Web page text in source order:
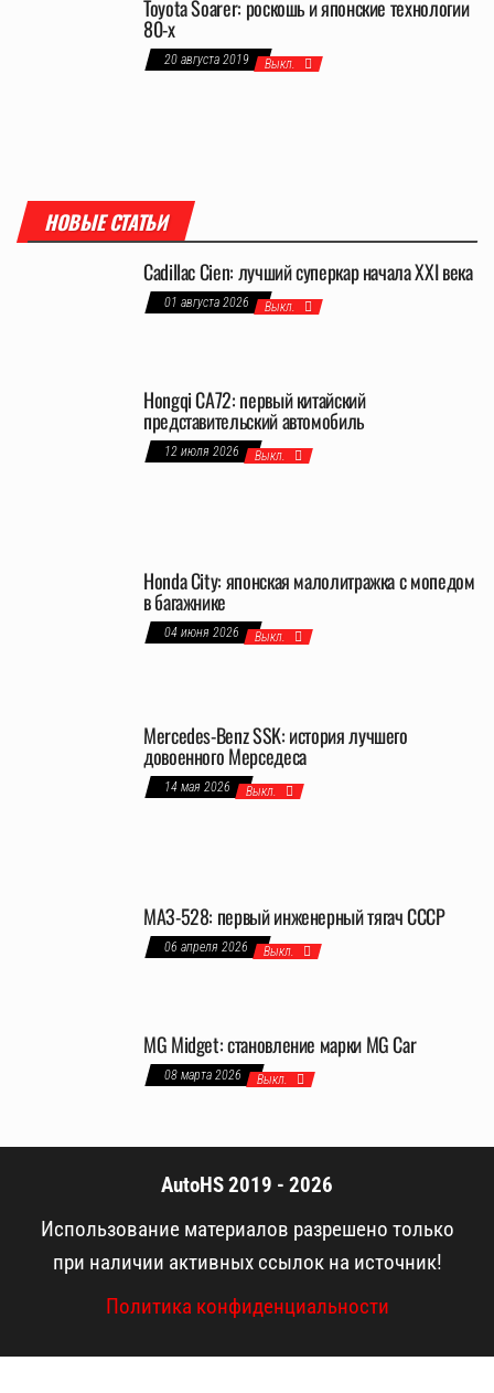
Toyota Soarer: роскошь и японские технологии
80-х
20 августа 2019 Выкл.
НОВЫЕ СТАТЬИ
Cadillac Cien: лучший суперкар начала XXI века
01 августа 2026 Выкл.
Hongqi CA72: первый китайский
представительский автомобиль
12 июля 2026 Выкл.
Honda City: японская малолитражка с мопедом
в багажнике
04 июня 2026 Выкл.
Mercedes-Benz SSK: история лучшего
довоенного Мерседеса
14 мая 2026 Выкл.
МАЗ-528: первый инженерный тягач СССР
06 апреля 2026 Выкл.
MG Midget: становление марки MG Car
08 марта 2026 Выкл.
AutoHS 2019 - 2026
Использование материалов разрешено только
при наличии активных ссылок на источник!
Политика конфиденциальности